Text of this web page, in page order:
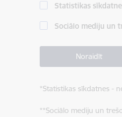
Statistikas
Sociālo mediju un
Noraidīt
*Statistikas sīkdatnes -
**Sociālo mediju un